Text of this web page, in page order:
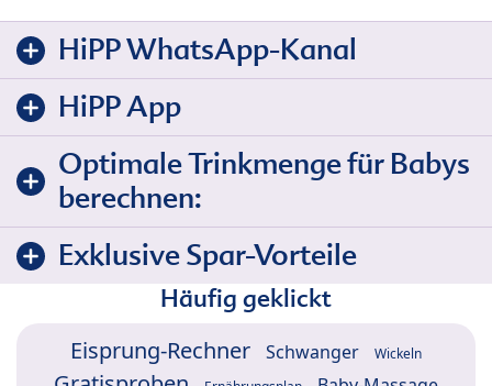
HiPP WhatsApp-Kanal
HiPP App
Optimale Trinkmenge für Babys
berechnen:
Exklusive Spar-Vorteile
Häufig geklickt
Eisprung-Rechner Schwanger Wickeln